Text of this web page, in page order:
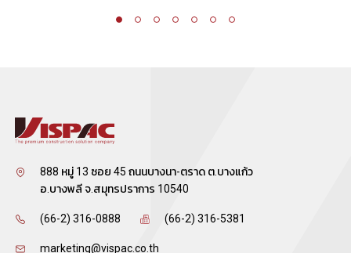
888 หมู่ 13 ซอย 45 ถนนบางนา-ตราด ต.บางแก้ว
อ.บางพลี จ.สมุทรปราการ 10540
(66-2) 316-0888 (66-2) 316-5381
marketing@vispac.co.th